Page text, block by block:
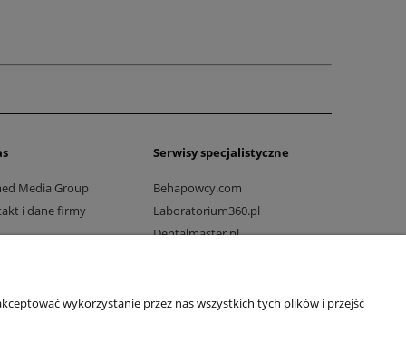
Media Group
i dane firmy
Serwisy specjalistyczne
Behapowcy.com
Laboratorium360.pl
Dentalmaster.pl
Drogowo-mostowy.pl
wykorzystanie przez nas wszystkich tych plików i przejść